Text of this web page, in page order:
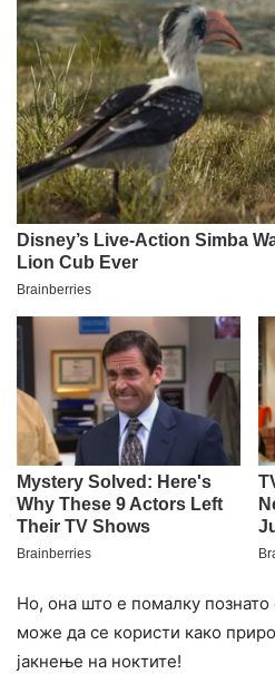
Но, она што е помалку познато
може да се користи како
јакнење на ноктите!